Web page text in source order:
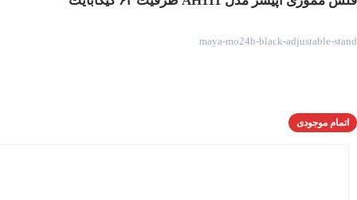
maya-mo24b-black-adjustable-stand
اتمام موجودی